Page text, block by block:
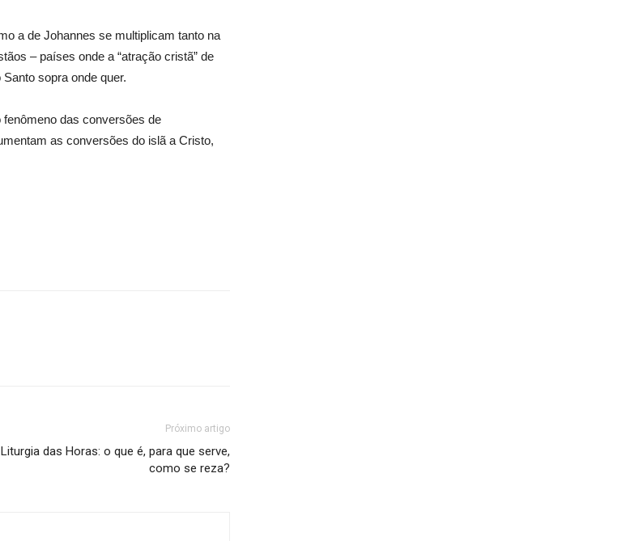
a de Johannes se multiplicam tanto na
– países onde a “atração cristã” de
sopra onde quer.
das conversões de
as conversões do islã a Cristo,
Próximo artigo
Liturgia das Horas: o que é, para que serve,
como se reza?